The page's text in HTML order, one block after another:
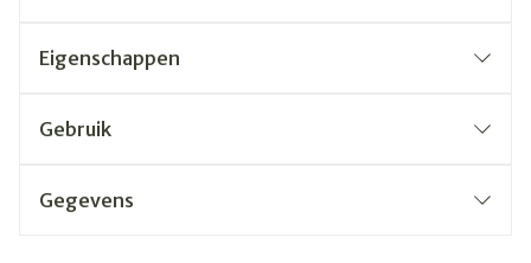
Eigenschappen
Gebruik
Gegevens